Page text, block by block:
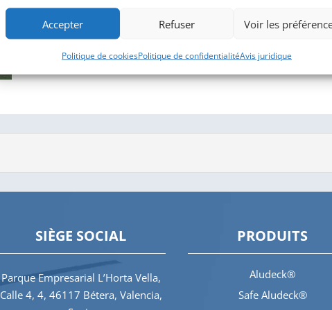
Accepter Refuser Voir les
Politique de cookiesPolitique de confidentialitéAvis juridique
SIÈGE SOCIAL
Parque Empresarial L’Horta Vella,
Calle 4, 4, 46117 Bétera, Valencia,
PRODUITS
Aludeck®
Safe Aludeck®